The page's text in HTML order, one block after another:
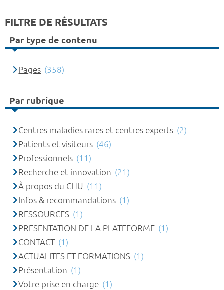
FILTRE DE RÉSULTATS
Par type de contenu
Pages (358)
Par rubrique
Centres maladies rares et centres experts (2)
Patients et visiteurs (46)
Professionnels (11)
Recherche et innovation (21)
À propos du CHU (11)
Infos & recommandations (1)
RESSOURCES (1)
PRESENTATION DE LA PLATEFORME (1)
CONTACT (1)
ACTUALITES ET FORMATIONS (1)
Présentation (1)
Votre prise en charge (1)